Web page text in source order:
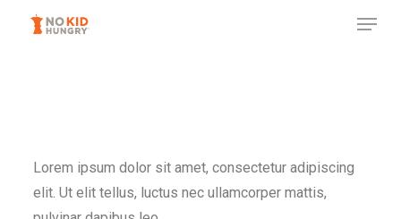
Lorem ipsum dolor sit amet, consectetur adipiscing
elit. Ut elit tellus, luctus nec ullamcorper mattis,